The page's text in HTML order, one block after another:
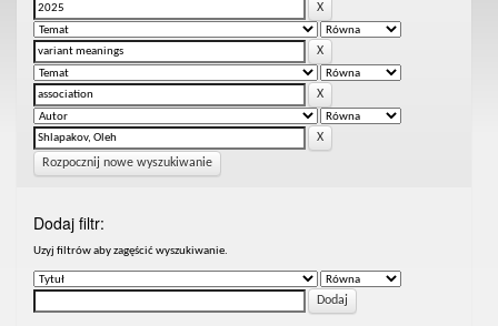
Rozpocznij nowe wyszukiwanie
Dodaj filtr:
Uzyj filtrów aby zagęścić wyszukiwanie.